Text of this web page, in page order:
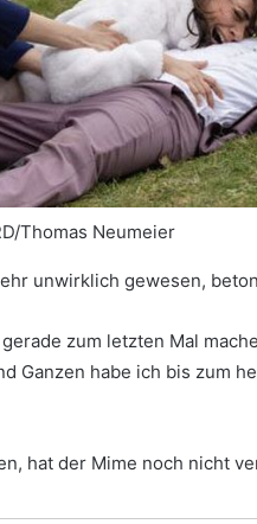
Thomas Neumeier
unwirklich gewesen,
zum letzten Mal
Ganzen habe ich bis zum
hat der Mime noch nicht